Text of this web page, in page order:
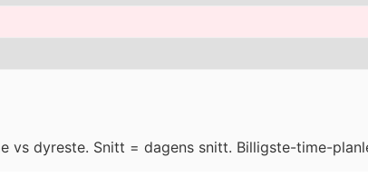
vs dyreste. Snitt = dagens snitt. Billigste-time-